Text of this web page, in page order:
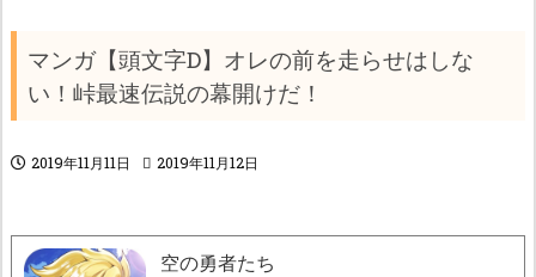
マンガ【頭文字D】オレの前を走らせはしな
い！峠最速伝説の幕開けだ！
2019年11月11日 2019年11月12日
空の勇者たち